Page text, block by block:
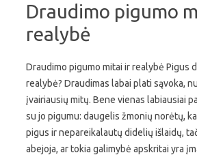
Draudimo pigumo
realybė
Draudimo pigumo mitai ir realybė Pigus
realybė? Draudimas labai plati sąvoka,
įvairiausių mitų. Bene vienas labiausiai
su jo pigumu: daugelis žmonių norėtų,
pigus ir nepareikalautų didelių išlaidų,
abejoja, ar tokia galimybė apskritai yra